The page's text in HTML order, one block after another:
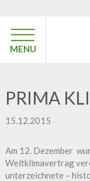
MENU
PRIMA
15.12.2015
Am 12. Dezember
Weltklimavertrag
unterzeichnete –